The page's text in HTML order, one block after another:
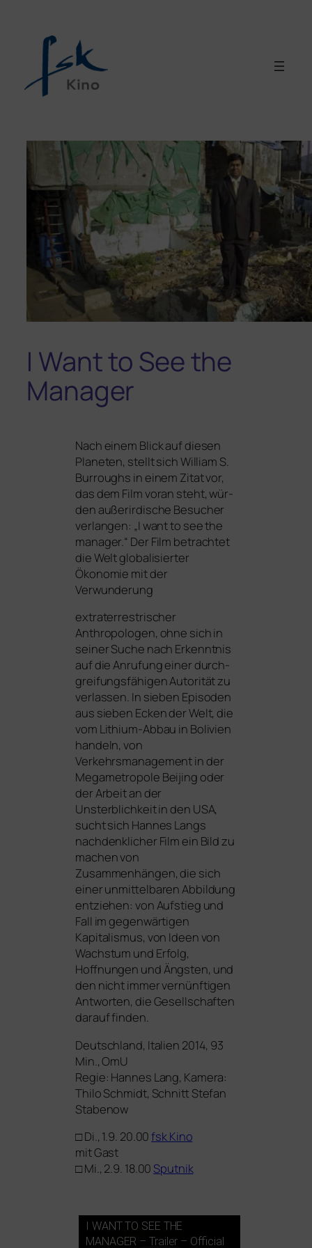
I Want to See the
Manager
Nach einem Blick auf die­sen
Planeten, stellt sich William S.
Burroughs in einem Zitat vor,
das dem Film vor­an steht, wür­
den außer­ir­di­sche Besucher
ver­lan­gen: „I want to see the
mana­ger.“ Der Film betrach­tet
die Welt glo­ba­li­sier­ter
Ökonomie mit der
Verwunderung
extra­ter­res­tri­scher
Anthropologen, ohne sich in
sei­ner Suche nach Erkenntnis
auf die Anrufung einer durch­
grei­fungs­fä­hi­gen Autorität zu
ver­las­sen. In sie­ben Episoden
aus sie­ben Ecken der Welt, die
vom Lithium-Abbau in Bolivien
han­deln, von
Verkehrsmanagement in der
Megametropole Beijing oder
der Arbeit an der
Unsterblichkeit in den USA,
sucht sich Hannes Langs
nach­denk­li­cher Film ein Bild zu
machen von
Zusammenhängen, die sich
einer unmit­tel­ba­ren Abbildung
ent­zie­hen: von Aufstieg und
Fall im gegen­wär­ti­gen
Kapitalismus, von Ideen von
Wachstum und Erfolg,
Hoffnungen und Ängsten, und
den nicht immer ver­nünf­ti­gen
Antworten, die Gesellschaften
dar­auf finden.
Deutschland, Italien 2014, 93
Min., OmU
Regie: Hannes Lang, Kamera:
Thilo Schmidt, Schnitt Stefan
Stabenow
□ Di., 1.9. 20.00fsk Kino
mit Gast
□ Mi., 2.9. 18.00 Sputnik
WANT TO SEE THE
MANAGER – Trailer – Official